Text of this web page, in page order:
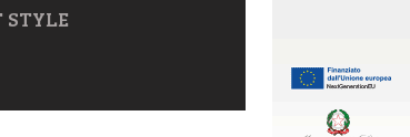
STYLE